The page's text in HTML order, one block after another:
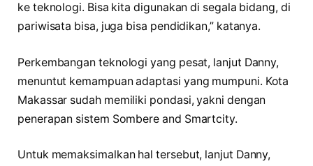
ke teknologi. Bisa kita digunakan di segala bidang, di
pariwisata bisa, juga bisa pendidikan,” katanya.
Perkembangan teknologi yang pesat, lanjut Danny,
menuntut kemampuan adaptasi yang mumpuni. Kota
Makassar sudah memiliki pondasi, yakni dengan
penerapan sistem Sombere and Smartcity.
Untuk memaksimalkan hal tersebut, lanjut Danny,